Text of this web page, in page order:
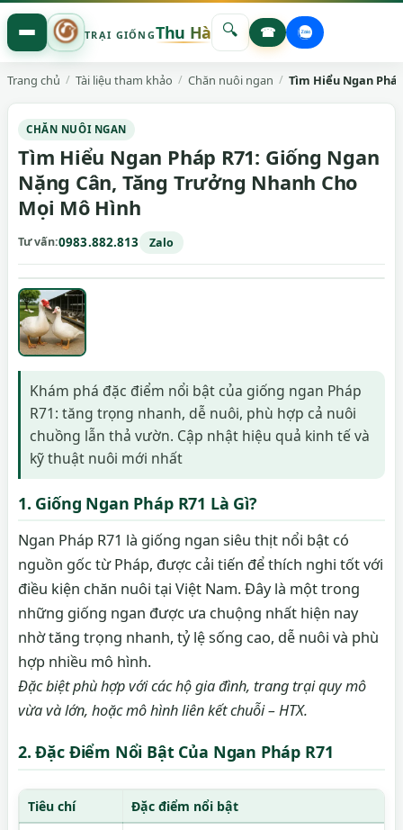
TRẠI GIỐNGThu Hà 🔍 ☎
Trang chủ Tài liệu tham khảo Chăn nuôi ngan Tìm Hiểu Ngan
CHĂN NUÔI NGAN
Tìm Hiểu Ngan Pháp R71: Giống Ngan
Nặng Cân, Tăng Trưởng Nhanh Cho
Mọi Mô Hình
Tư vấn 0983.882.813 Zalo
Khám phá đặc điểm nổi bật của giống ngan Pháp
R71: tăng trọng nhanh, dễ nuôi, phù hợp cả nuôi
chuồng lẫn thả vườn. Cập nhật hiệu quả kinh tế và
kỹ thuật nuôi mới nhất
1. Giống Ngan Pháp R71 Là Gì?
Ngan Pháp R71 là giống ngan siêu thịt nổi bật có
nguồn gốc từ Pháp, được cải tiến để thích nghi tốt với
điều kiện chăn nuôi tại Việt Nam. Đây là một trong
những giống ngan được ưa chuộng nhất hiện nay
nhờ tăng trọng nhanh, tỷ lệ sống cao, dễ nuôi và phù
hợp nhiều mô hình.
Đặc biệt phù hợp với các hộ gia đình, trang trại quy mô
vừa và lớn, hoặc mô hình liên kết chuỗi – HTX.
2. Đặc Điểm Nổi Bật Của Ngan Pháp R71
Tiêu chí
Đặc điểm nổi bật